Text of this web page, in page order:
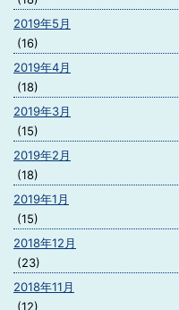
2019年5月
(16)
2019年4月
(18)
2019年3月
(15)
2019年2月
(18)
2019年1月
(15)
2018年12月
(23)
2018年11月
(12)